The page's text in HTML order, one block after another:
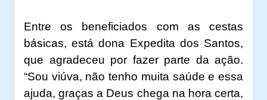
Entre os beneficiados com as cestas
básicas, está dona Expedita dos Santos,
que agradeceu por fazer parte da ação.
“Sou viúva, não tenho muita saúde e essa
ajuda, graças a Deus chega na hora certa,